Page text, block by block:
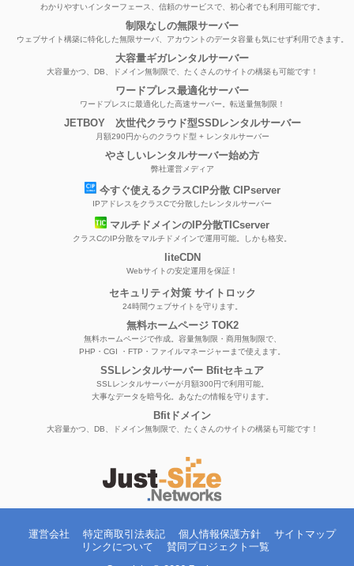
わかりやすいインターフェース、信頼のサービスで、初心者でも利用可能です。
制限なしの無限サーバー
ウェブサイト構築に特化した無限サーバ、アカウントのデータ容量も気にせず利用できます。
大容量ギガレンタルサーバー
大容量かつ、DB、ドメイン無制限で、たくさんのサイトの構築も可能です！
ワードプレス最適化サーバー
ワードプレスに最適化した高速サーバー。転送量無制限！
JETBOY 次世代クラウド型SSDレンタルサーバー
月額290円からのクラウド型 + レンタルサーバー
やさしいレンタルサーバー始め方
弊社運営メディア
今すぐ使えるクラスCIP分散 CIPserver
IPアドレスをクラスCで分散したレンタルサーバー
マルチドメインのIP分散TICserver
クラスCのIP分散をマルチドメインで運用可能。しかも格安。
liteCDN
Webサイトの安定運用を保証！
セキュリティ対策 サイトロック
24時間ウェブサイトを守ります。
無料ホームページ TOK2
無料ホームページで作成。容量無制限・商用無制限で、
PHP・CGI ・FTP・ファイルマネージャーまで使えます。
SSLレンタルサーバー Bfitセキュア
SSLレンタルサーバーが月額300円で利用可能。
大事なデータを暗号化。あなたの情報を守ります。
Bfitドメイン
大容量かつ、DB、ドメイン無制限で、たくさんのサイトの構築も可能です！
運営会社 特定商取引法表記 個人情報保護方針
サイトマップ
リンクについて
賛同プロジェクト一覧